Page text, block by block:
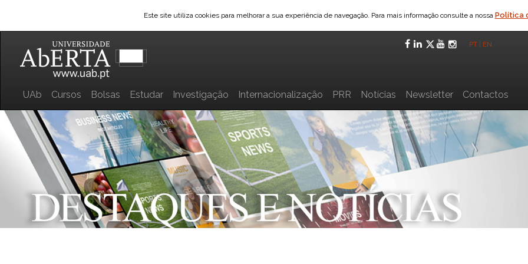
Este site utiliza cookies para melhorar a sua experiência de navegação. Para mais informação consulte a nossa Política
Facebook
LinkedIn
Twitter
YouTube
PT EN
UAb Cursos Bolsas Estudar Investigação Internacionalização PRR Notícias Newsletter Contactos